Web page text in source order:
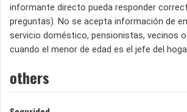
informante directo pueda responder
preguntas). No se acepta información de
servicio doméstico, pensionistas, vecinos
cuando el menor de edad es el jefe del
others